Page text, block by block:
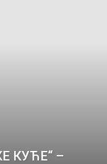
КУЋЕ“ –